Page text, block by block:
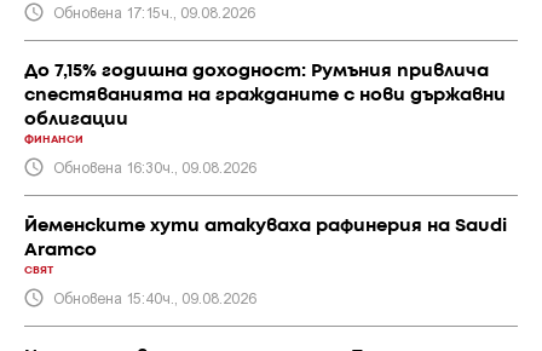
Обновена 17:15ч., 09.08.2026
До 7,15% годишна доходност: Румъния привлича
спестяванията на гражданите с нови държавни
облигации
ФИНАНСИ
Обновена 16:30ч., 09.08.2026
Йеменските хути атакуваха рафинерия на Saudi
Aramco
СВЯТ
Обновена 15:40ч., 09.08.2026